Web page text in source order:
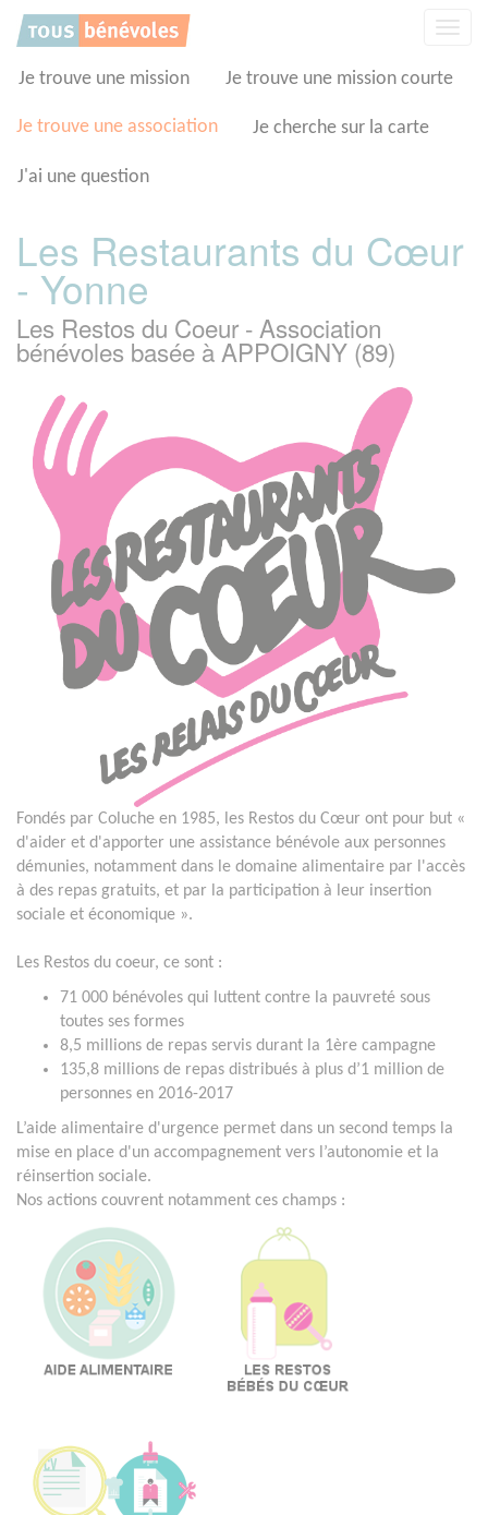
Je trouve une mission Je trouve une mission courte
Je trouve une association Je cherche sur la carte
J'ai une question
Les Restaurants du Cœur
- Yonne
Les Restos du Coeur - Association
bénévoles basée à APPOIGNY (89)
Fondés par Coluche en 1985, les Restos du Cœur ont pour but «
d'aider et d'apporter une assistance bénévole aux personnes
démunies, notamment dans le domaine alimentaire par l'accès
à des repas gratuits, et par la participation à leur insertion
sociale et économique ».
Les Restos du coeur, ce sont :
71 000 bénévoles qui luttent contre la pauvreté sous
toutes ses formes
8,5 millions de repas servis durant la 1ère campagne
135,8 millions de repas distribués à plus d’1 million de
personnes en 2016-2017
L’aide alimentaire d'urgence permet dans un second temps la
mise en place d'un accompagnement vers l’autonomie et la
réinsertion sociale.
Nos actions couvrent notamment ces champs :
Panneau de gestion des cookies